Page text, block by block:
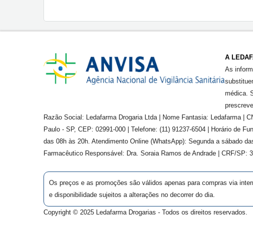
A
As
médica.
Razão Social: Ledafarma Drogaria Ltda | Nome Fantasia: Ledafarma |
Paulo - SP, CEP: 02991-000 | Telefone: (11) 91237-6504 | Horário de
das 08h às 20h. Atendimento Online (WhatsApp): Segunda a sábado
Farmacêutico Responsável: Dra. Soraia Ramos de Andrade | CRF/SP:
Os preços e as promoções são válidos apenas para compras via
e disponibilidade sujeitos a alterações no decorrer do dia.
Copyright © 2025 Ledafarma Drogarias - Todos os direitos reservados.